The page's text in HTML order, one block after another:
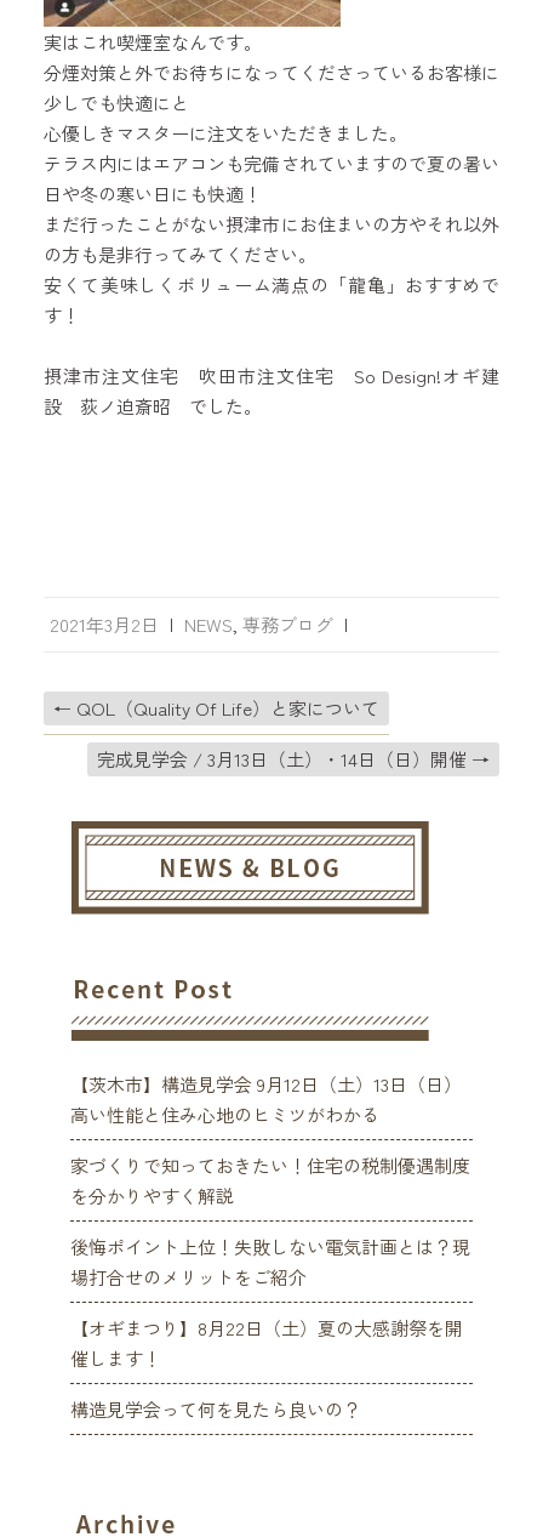
実はこれ喫煙室なんです。
分煙対策と外でお待ちになってくださっているお客様に
少しでも快適にと
心優しきマスターに注文をいただきました。
テラス内にはエアコンも完備されていますので夏の暑い
日や冬の寒い日にも快適！
まだ行ったことがない摂津市にお住まいの方やそれ以外
の方も是非行ってみてください。
安くて美味しくボリューム満点の「龍亀」おすすめで
す！
摂津市注文住宅 吹田市注文住宅 So Design!オギ建
設 荻ノ迫斎昭 でした。
2021年3月2日 | NEWS 専務ブログ |
← QOL（Quality Of Life）と家について
完成見学会 / 3月13日（土）・14日（日）開催 →
【茨木市】構造見学会 9月12日（土）13日（日）
高い性能と住み心地のヒミツがわかる
家づくりで知っておきたい！住宅の税制優遇制度
を分かりやすく解説
後悔ポイント上位！失敗しない電気計画とは？現
場打合せのメリットをご紹介
【オギまつり】8月22日（土）夏の大感謝祭を開
催します！
構造見学会って何を見たら良いの？